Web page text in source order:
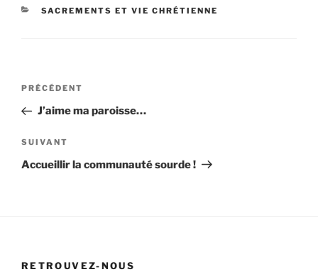
CATÉGORIES
SACREMENTS ET VIE CHRÉTIENNE
Navigation
l’article
Article
précédent
PRÉCÉDENT
J’aime ma paroisse…
Article
suivant
SUIVANT
Accueillir la communauté sourde !
RETROUVEZ-NOUS